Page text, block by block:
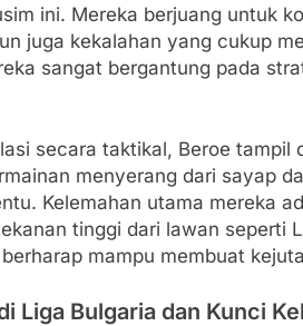
ini. Mereka berjuang untuk
juga kekalahan yang cukup
sangat bergantung pada
secara taktikal, Beroe tampil
menyerang dari sayap
Kelemahan utama mereka
tinggi dari lawan seperti
mampu membuat
Liga Bulgaria dan Kunci